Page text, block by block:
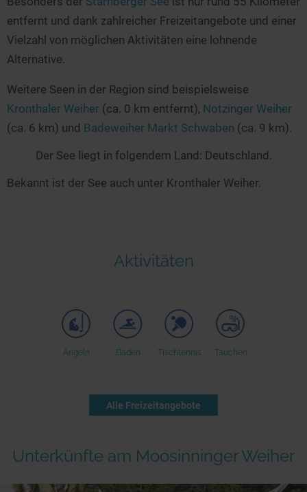
entfernt und dank zahlreicher Freizeitangebote und einer
Vielzahl von möglichen Aktivitäten eine lohnende
Alternative.
Weitere Seen in der Region sind beispielsweise
Kronthaler Weiher (ca. 0 km entfernt), Notzinger Weiher
(ca. 6 km) und Badeweiher Markt Schwaben (ca. 9 km).
Der See liegt in folgendem Land: Deutschland.
Bekannt ist der See auch unter Kronthaler Weiher.
Aktivitäten
Angeln Baden Tischtennis Tauchen
Alle Freizeitangebote
Unterkünfte am Moosinninger Weiher